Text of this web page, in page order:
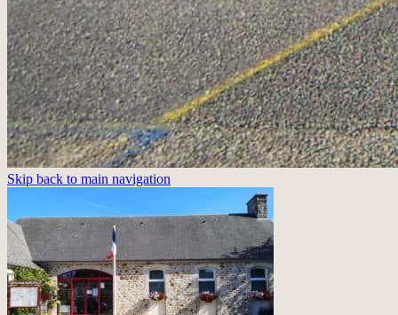
Skip back to main navigation